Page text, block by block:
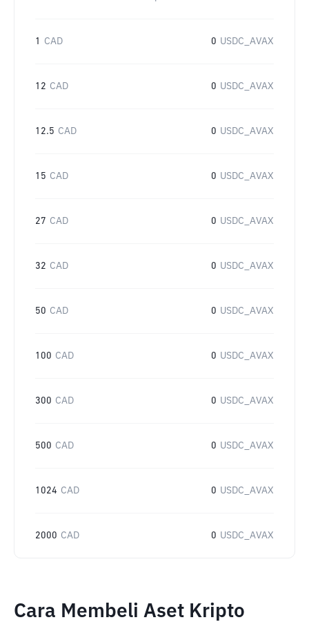
1 CAD 0 USDC_AVAX
12 CAD 0 USDC_AVAX
12.5 CAD 0 USDC_AVAX
15 CAD 0 USDC_AVAX
27 CAD 0 USDC_AVAX
32 CAD 0 USDC_AVAX
50 CAD 0 USDC_AVAX
100 CAD 0 USDC_AVAX
300 CAD 0 USDC_AVAX
500 CAD 0 USDC_AVAX
1024 CAD 0 USDC_AVAX
2000 CAD 0 USDC_AVAX
Cara Membeli Aset Kripto